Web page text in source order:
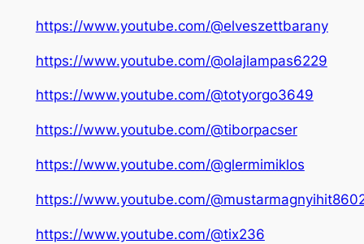
https://www.youtube.com/@elveszettbarany
https://www.youtube.com/@olajlampas6229
https://www.youtube.com/@totyorgo3649
https://www.youtube.com/@tiborpacser
https://www.youtube.com/@glermimiklos
https://www.youtube.com/
https://www.youtube.com/@tix236